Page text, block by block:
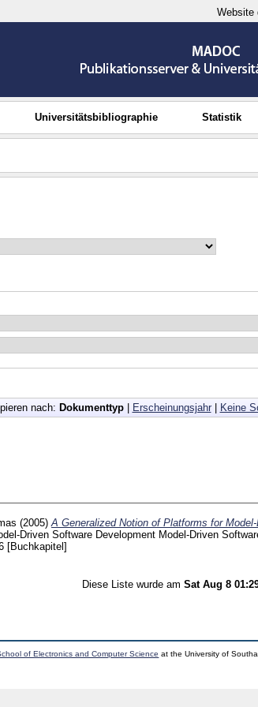
Website
Universitätsbibliographie Statistik
nach: Dokumenttyp| Erscheinungsjahr| Keine
(2005) A Generalized Notion of Platforms for
Driven Software Development Model-Driven
[Buchkapitel]
Diese Liste wurde am Sat Aug 8
of Electronics and Computer Science at the University of